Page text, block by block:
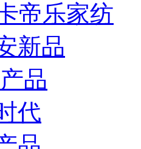
帝乐家纺
新品
品
代